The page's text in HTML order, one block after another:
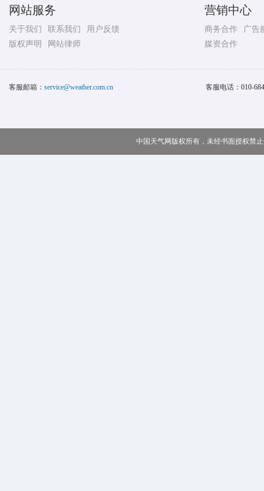
网站服务
关于我们 联系我们
用户反馈
版权声明
网站律师
营销中心
商务合作
广告
媒资合作
客服邮箱： service@weather.com.cn 客服电话： 010-
中国天气网版权所有，未经书面授权